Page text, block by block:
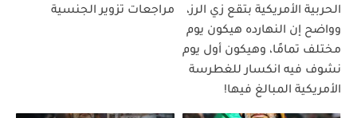
الحربية الأمريكية بتقع زي الرز،
وواضح إن النهارده هيكون يوم
مختلف تمامًا، وهيكون أول يوم
نشوف فيه انكسار للغطرسة
الأمريكية المبالغ فيها!
مراجعات تزوير الجنسية